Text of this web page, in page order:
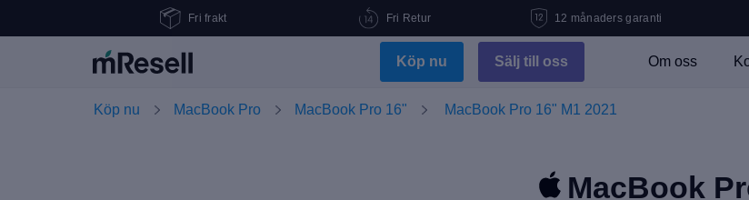
Fri frakt Fri Retur 12 månaders garanti
Köp nu Sälj till oss Om oss
Köp nu MacBook Pro MacBook Pro 16" MacBook Pro 16" M1 2021
MacBook